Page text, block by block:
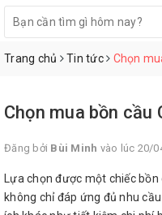
Trang chủ Tin tức Chọn
Chọn mua bồn cầu
Đăng bởi Bùi Minh vào lúc 20/
Lựa chọn được một chiếc bồn
không chỉ đáp ứng đủ nhu